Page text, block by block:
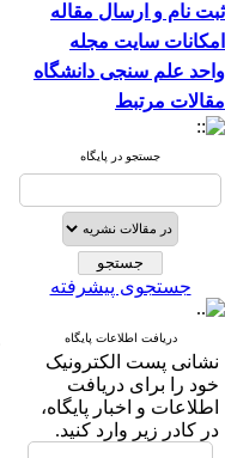
ثبت نام و ارسال مقاله
امکانات سایت مجله
واحد علم سنجی دانشگاه
مقالات مرتبط
جستجو در پایگاه
جستجوی پیشرفته
دریافت اطلاعات پایگاه
نشانی پست الکترونیک
خود را برای دریافت
اطلاعات و اخبار پایگاه،
در کادر زیر وارد کنید.